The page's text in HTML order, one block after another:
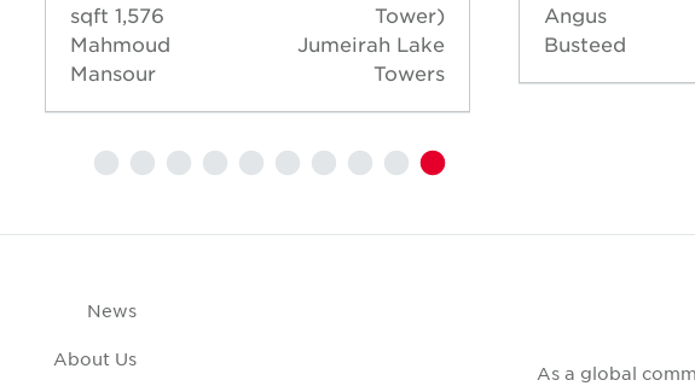
Angus
Busteed
Tower)
Jumeirah Lake
Towers
1,576 sqft
Mahmoud
Mansour
As a global
News
About Us